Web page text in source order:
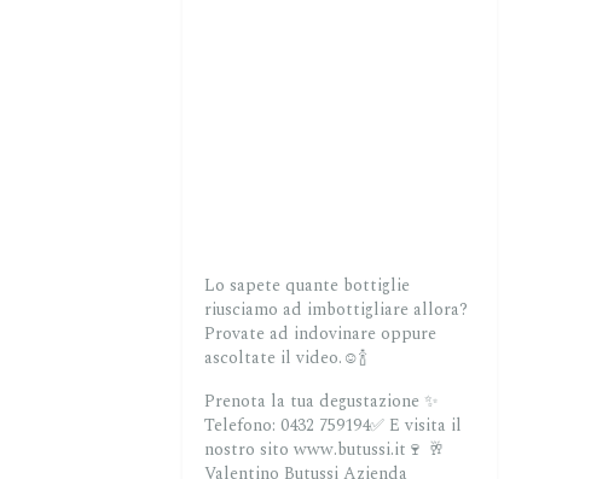
Lo sapete quante bottiglie
riusciamo ad imbottigliare allora?
Provate ad indovinare oppure
ascoltate il video.☺️🍾
Prenota la tua degustazione ✨
Telefono: 0432 759194✅ E visita il
nostro sito www.butussi.it🍷 🥂
Valentino Butussi Azienda